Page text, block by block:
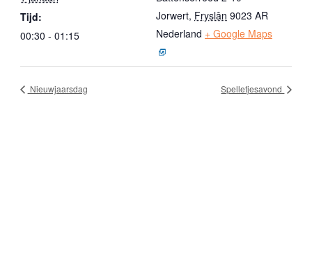
Tijd:
00:30 - 01:15
Jorwert, Fryslân 9023 AR
Nederland + Google Maps
Nieuwjaarsdag Spelletjesavond